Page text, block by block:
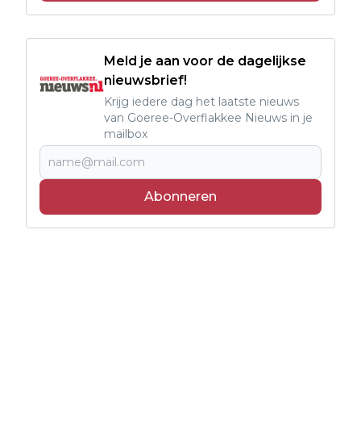
Meld je aan voor de dagelijkse
nieuwsbrief!
Krijg iedere dag het laatste nieuws
van Goeree-Overflakkee Nieuws in je
mailbox
Abonneren